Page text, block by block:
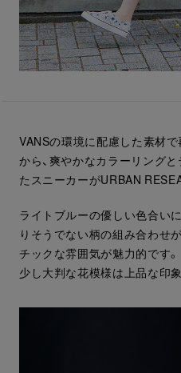
VANSの環境に配慮した素材で
から、爽やかなカラーリング
たスニーカーがURBAN
ライトブルーの優しい色合い
りそうでない柄の組み合わせ
チックな雰囲気が魅力的です。
少し大判な花模様は上品な印